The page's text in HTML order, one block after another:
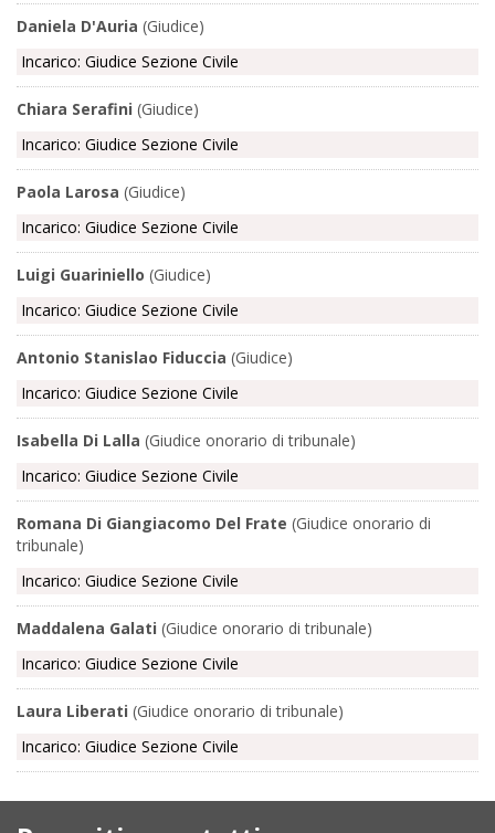
Daniela D'Auria (Giudice)
Incarico: Giudice Sezione Civile
Chiara Serafini (Giudice)
Incarico: Giudice Sezione Civile
Paola Larosa (Giudice)
Incarico: Giudice Sezione Civile
Luigi Guariniello (Giudice)
Incarico: Giudice Sezione Civile
Antonio Stanislao Fiduccia (Giudice)
Incarico: Giudice Sezione Civile
Isabella Di Lalla (Giudice onorario di tribunale)
Incarico: Giudice Sezione Civile
Romana Di Giangiacomo Del Frate (Giudice onorario di
tribunale)
Incarico: Giudice Sezione Civile
Maddalena Galati (Giudice onorario di tribunale)
Incarico: Giudice Sezione Civile
Laura Liberati (Giudice onorario di tribunale)
Incarico: Giudice Sezione Civile